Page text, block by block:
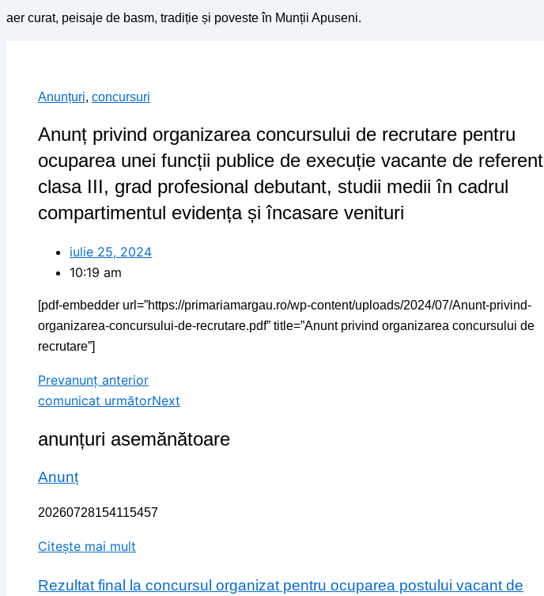
aer curat, peisaje de basm, tradiție și poveste în Munții Apuseni.
Anunțuri, concursuri
Anunț privind organizarea concursului de recrutare pentru
ocuparea unei funcții publice de execuție vacante de referent
clasa III, grad profesional debutant, studii medii în cadrul
compartimentul evidența și încasare venituri
iulie 25, 2024
10:19 am
[pdf-embedder url=”https://primariamargau.ro/wp-content/uploads/2024/07/Anunt-privind-
organizarea-concursului-de-recrutare.pdf” title=”Anunt privind organizarea concursului de
recrutare”]
Prevanunț anterior
comunicat următorNext
anunțuri asemănătoare
Anunț
20260728154115457
Citește mai mult
Rezultat final la concursul organizat pentru ocuparea postului vacant de